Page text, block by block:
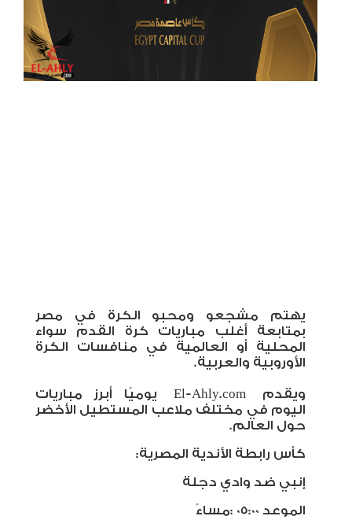
يهتم مشجعو ومحبو الكرة في مصر
بمتابعة أغلب مباريات كرة القدم سواء
المحلية أو العالمية في منافسات الكرة
الأوروبية والعربية.
ويقدمEl-Ahly.com يوميًا أبرز مباريات
اليوم في مختلف ملاعب المستطيل الأخضر
حول العالم.
كأس رابطة الأندية المصرية:
إنبي ضد وادي دجلة
الموعد : 05:00مساءً